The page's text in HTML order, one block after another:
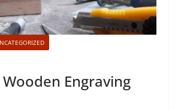
Engraving